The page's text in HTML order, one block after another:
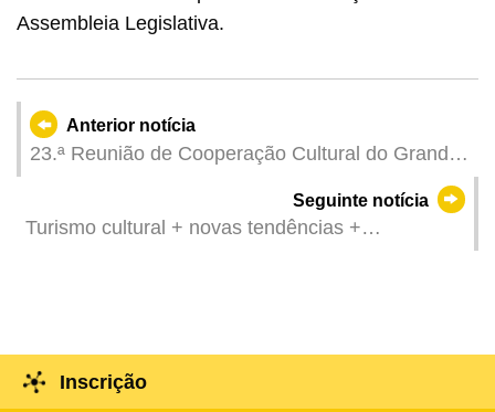
Assembleia Legislativa.
Anterior notícia
23.ª Reunião de Cooperação Cultural do Grande
Seguinte notícia
Turismo cultural + novas tendências +
comunitárias de Macau
Inscrição